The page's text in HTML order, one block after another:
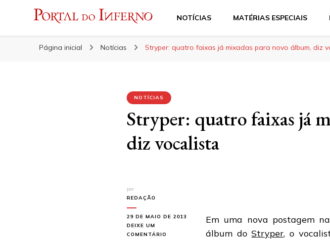
Portal do Inferno
NOTÍCIAS MATÉRIAS ESPECIAIS
Página inicial Notícias Stryper: quatro faixas já mixadas para novo álbum, diz
NOTÍCIAS
Stryper: quatro faixas já
diz vocalista
por
REDAÇÃO
29 DE MAIO DE 2013
DEIXE UM
COMENTÁRIO
Em uma nova postagem
álbum doStryper, o